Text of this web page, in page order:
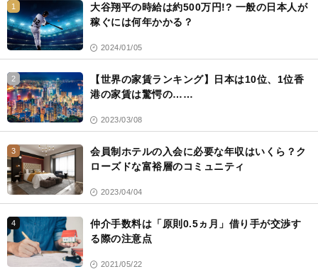
1
大谷翔平の時給は約500万円!? 一般の日本人が
稼ぐには何年かかる？
2024/01/05
2
【世界の家賃ランキング】日本は10位、1位香
港の家賃は驚愕の……
2023/03/08
3
会員制ホテルの入会に必要な年収はいくら？ク
ローズドな富裕層のコミュニティ
2023/04/04
4
仲介手数料は「原則0.5ヵ月」借り手が交渉す
る際の注意点
2021/05/22